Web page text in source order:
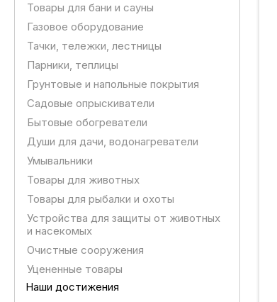
Товары для бани и сауны
Газовое оборудование
Тачки, тележки, лестницы
Парники, теплицы
Грунтовые и напольные покрытия
Садовые опрыскиватели
Бытовые обогреватели
Души для дачи, водонагреватели
Умывальники
Товары для животных
Товары для рыбалки и охоты
Устройства для защиты от животных
и насекомых
Очистные сооружения
Уцененные товары
Наши достижения